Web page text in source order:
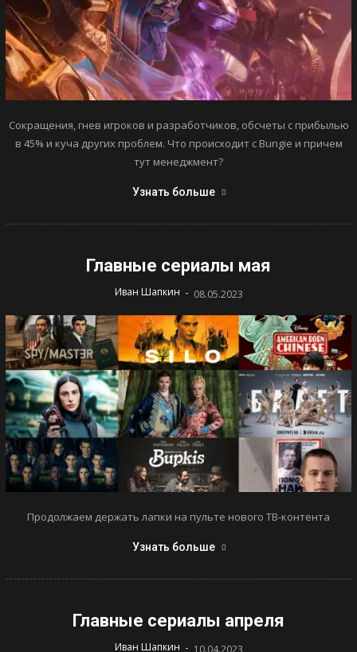
Сокращения, гнев игроков и разработчиков, обсчеты с прибылью
в 45% и куча других проблем. Что происходит с Bungie и причем
тут менеджмент?
Узнать больше
Главные сериалы мая
Иван Шапкин - 08.05.2023
Продолжаем держать лапки на пульте нового ТВ-контента
Узнать больше
Главные сериалы апреля
Иван Шапкин -